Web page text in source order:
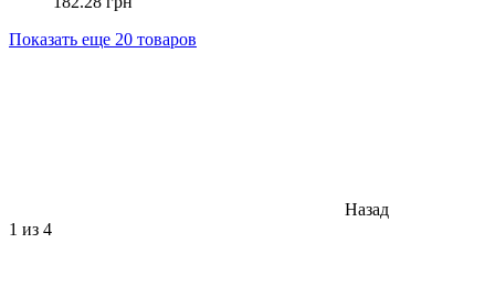
Показать еще 20 товаров
Назад
1 из 4